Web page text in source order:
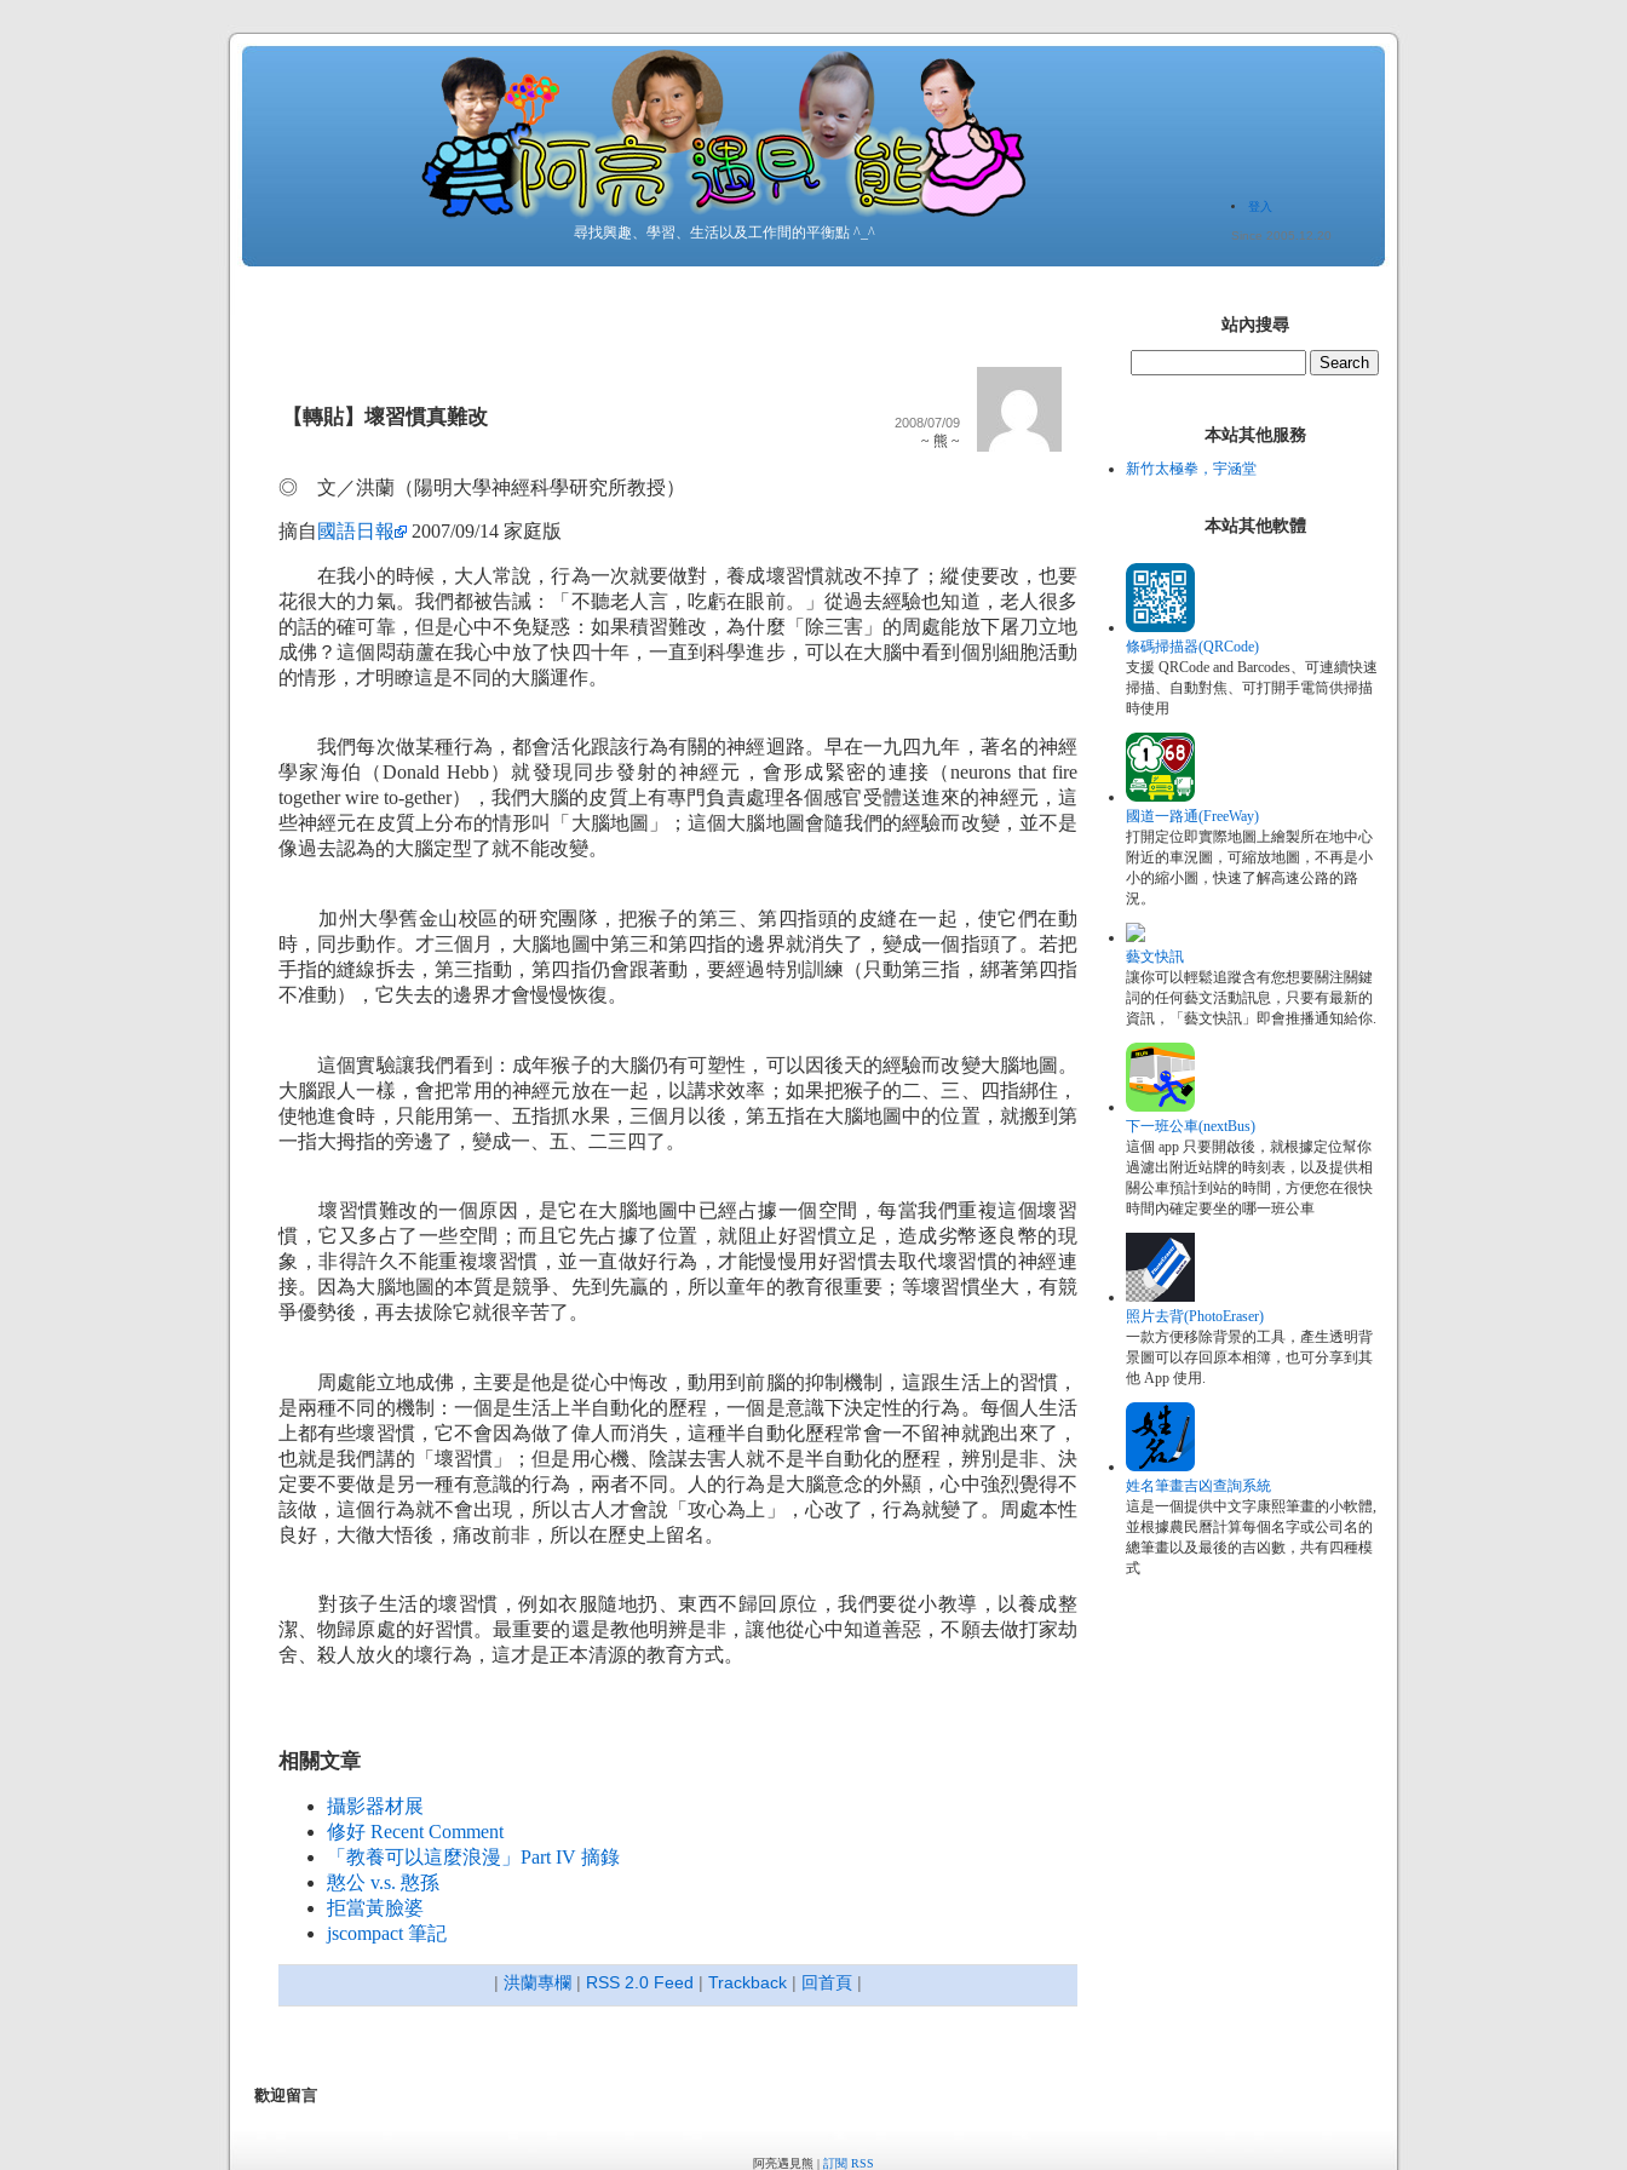
尋找興趣、學習、生活以及工作間的平衡點 ^_^
登入
Since 2005.12.20
【轉貼】壞習慣真難改 2008/07/09
~ 熊 ~
◎ 文／洪蘭（陽明大學神經科學研究所教授）
摘自 國語日報 2007/09/14 家庭版
在我小的時候，大人常說，行為一次就要做對，養成壞習慣就改不掉了；縱使要改，也要
花很大的力氣。我們都被告誡：「不聽老人言，吃虧在眼前。」從過去經驗也知道，老人很多
的話的確可靠，但是心中不免疑惑：如果積習難改，為什麼「除三害」的周處能放下屠刀立地
成佛？這個悶葫蘆在我心中放了快四十年，一直到科學進步，可以在大腦中看到個別細胞活動
的情形，才明瞭這是不同的大腦運作。
我們每次做某種行為，都會活化跟該行為有關的神經迴路。早在一九四九年，著名的神經
學家海伯（Donald Hebb）就發現同步發射的神經元，會形成緊密的連接（neurons that fire
together wire to-gether），我們大腦的皮質上有專門負責處理各個感官受體送進來的神經元，這
些神經元在皮質上分布的情形叫「大腦地圖」；這個大腦地圖會隨我們的經驗而改變，並不是
像過去認為的大腦定型了就不能改變。
加州大學舊金山校區的研究團隊，把猴子的第三、第四指頭的皮縫在一起，使它們在動
時，同步動作。才三個月，大腦地圖中第三和第四指的邊界就消失了，變成一個指頭了。若把
手指的縫線拆去，第三指動，第四指仍會跟著動，要經過特別訓練（只動第三指，綁著第四指
不准動），它失去的邊界才會慢慢恢復。
這個實驗讓我們看到：成年猴子的大腦仍有可塑性，可以因後天的經驗而改變大腦地圖。
大腦跟人一樣，會把常用的神經元放在一起，以講求效率；如果把猴子的二、三、四指綁住，
使牠進食時，只能用第一、五指抓水果，三個月以後，第五指在大腦地圖中的位置，就搬到第
一指大拇指的旁邊了，變成一、五、二三四了。
壞習慣難改的一個原因，是它在大腦地圖中已經占據一個空間，每當我們重複這個壞習
慣，它又多占了一些空間；而且它先占據了位置，就阻止好習慣立足，造成劣幣逐良幣的現
象，非得許久不能重複壞習慣，並一直做好行為，才能慢慢用好習慣去取代壞習慣的神經連
接。因為大腦地圖的本質是競爭、先到先贏的，所以童年的教育很重要；等壞習慣坐大，有競
爭優勢後，再去拔除它就很辛苦了。
周處能立地成佛，主要是他是從心中悔改，動用到前腦的抑制機制，這跟生活上的習慣，
是兩種不同的機制：一個是生活上半自動化的歷程，一個是意識下決定性的行為。每個人生活
上都有些壞習慣，它不會因為做了偉人而消失，這種半自動化歷程常會一不留神就跑出來了，
也就是我們講的「壞習慣」；但是用心機、陰謀去害人就不是半自動化的歷程，辨別是非、決
定要不要做是另一種有意識的行為，兩者不同。人的行為是大腦意念的外顯，心中強烈覺得不
該做，這個行為就不會出現，所以古人才會說「攻心為上」，心改了，行為就變了。周處本性
良好，大徹大悟後，痛改前非，所以在歷史上留名。
對孩子生活的壞習慣，例如衣服隨地扔、東西不歸回原位，我們要從小教導，以養成整
潔、物歸原處的好習慣。最重要的還是教他明辨是非，讓他從心中知道善惡，不願去做打家劫
舍、殺人放火的壞行為，這才是正本清源的教育方式。
相關文章
攝影器材展
修好 Recent Comment
「教養可以這麼浪漫」Part IV 摘錄
憨公 v.s. 憨孫
拒當黃臉婆
jscompact 筆記
| 洪蘭專欄 | RSS 2.0 Feed | Trackback | 回首頁 |
歡迎留言
站內搜尋
本站其他服務
新竹太極拳，宇涵堂
本站其他軟體
條碼掃描器(QRCode)
支援 QRCode and Barcodes、可連續快速
掃描、自動對焦、可打開手電筒供掃描
時使用
國道一路通(FreeWay)
打開定位即實際地圖上繪製所在地中心
附近的車況圖，可縮放地圖，不再是小
小的縮小圖，快速了解高速公路的路
況。
藝文快訊
讓你可以輕鬆追蹤含有您想要關注關鍵
詞的任何藝文活動訊息，只要有最新的
資訊，「藝文快訊」即會推播通知給你.
下一班公車(nextBus)
這個 app 只要開啟後，就根據定位幫你
過濾出附近站牌的時刻表，以及提供相
關公車預計到站的時間，方便您在很快
時間內確定要坐的哪一班公車
照片去背(PhotoEraser)
一款方便移除背景的工具，產生透明背
景圖可以存回原本相簿，也可分享到其
他 App 使用.
姓名筆畫吉凶查詢系統
這是一個提供中文字康熙筆畫的小軟體,
並根據農民曆計算每個名字或公司名的
總筆畫以及最後的吉凶數，共有四種模
式
阿亮遇見熊 | 訂閱 RSS